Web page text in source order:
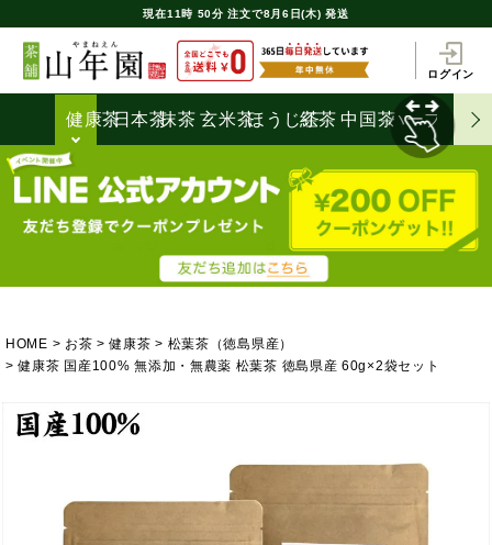
現在11時 50分 注文で8月6日(木) 発送
ログイン
健康茶日本茶抹茶 玄米茶ほうじ茶
紅茶 中国茶ハーブティ
HOME お茶 健康茶
松葉茶（徳島県産）
健康茶 国産100% 無添加・無農薬 松葉茶 徳島県産 60g×2袋セット